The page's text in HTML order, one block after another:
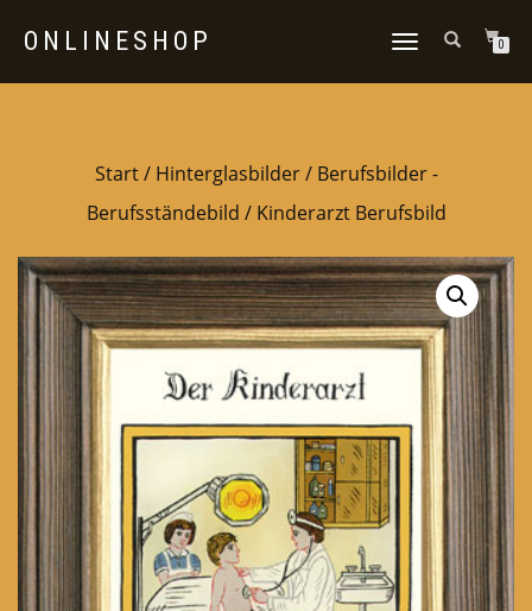
ONLINESHOP
NAVIGATION
0
Start/ Hinterglasbilder/ Berufsbilder -
Berufsständebild / Kinderarzt Berufsbild